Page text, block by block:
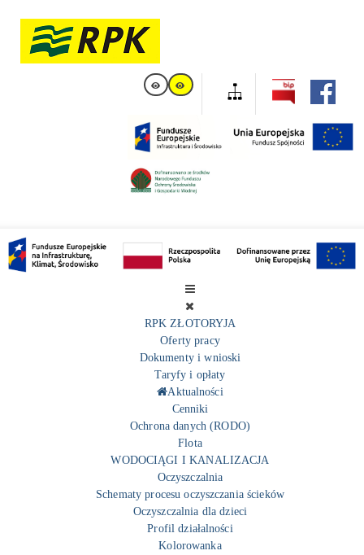
RPK ZŁOTORYJA
Oferty pracy
Dokumenty i wnioski
Taryfy i opłaty
Aktualności
Cenniki
Ochrona danych (RODO)
Flota
WODOCIĄGI I KANALIZACJA
Oczyszczalnia
Schematy procesu oczyszczania ścieków
Oczyszczalnia dla dzieci
Profil działalności
Kolorowanka